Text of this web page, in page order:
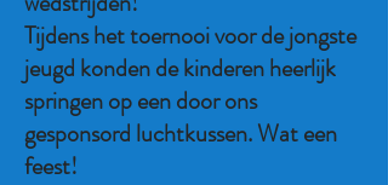
Tijdens het toernooi voor de jongste
jeugd konden de kinderen heerlijk
springen op een door ons
gesponsord luchtkussen. Wat een
feest!